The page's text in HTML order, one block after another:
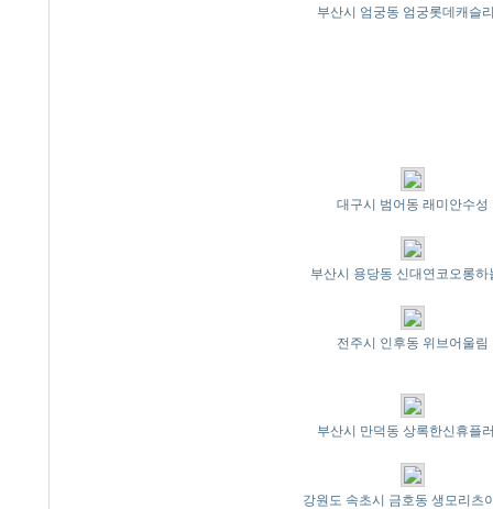
부산시 엄궁동 엄궁롯데캐슬
대구시 범어동 래미안수성
부산시 용당동 신대연코오롱하
전주시 인후동 위브어울림
부산시 만덕동 상록한신휴플
강원도 속초시 금호동 생모리츠